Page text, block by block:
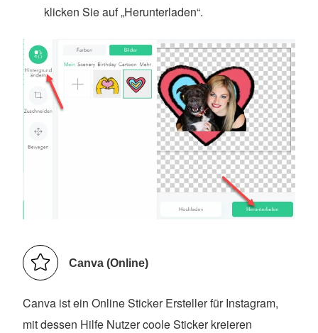
klicken Sie auf „Herunterladen“.
Canva (Online)
Canva ist ein Online Sticker Ersteller für Instagram,
mit dessen Hilfe Nutzer coole Sticker kreieren